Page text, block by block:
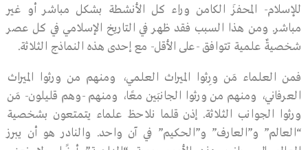
للإسلام- المحفزَ الكامن وراء كل الأنشطة بشكل مباشر أو غير
مباشر. ومن هذا السبب فقد ظهر في التاريخ الإسلامي في كل عصر
شخصيةٌ علمية تتوافق -على الأقل- مع إحدى هذه النماذج الثلاثة.
فمن العلماء مَن ورِثوا الميراث العلمي، ومنهم من ورثوا الميراث
العرفاني، ومنهم من ورثوا الجانبَين معًا، ومنهم -وهم قليلون- مَن
ورثوا الجوانب الثلاثة. إذن قلما نلاحظ علماء يتمتعون بشخصية
“العالم” و”العارف” و”الحكيم” في آن واحد. والنادر هو أن يبرز